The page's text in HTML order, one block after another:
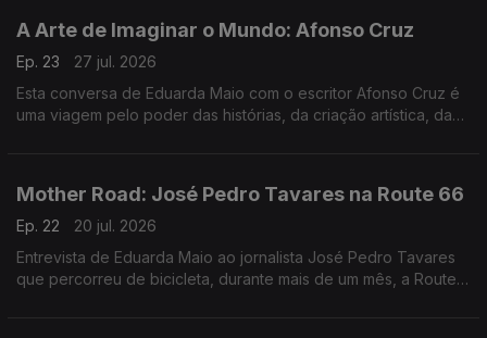
A Arte de Imaginar o Mundo: Afonso Cruz
Ep. 23
27 jul. 2026
Esta conversa de Eduarda Maio com o escritor Afonso Cruz é
uma viagem pelo poder das histórias, da criação artística, da
Mother Road: José Pedro Tavares na Route 66
Ep. 22
20 jul. 2026
Entrevista de Eduarda Maio ao jornalista José Pedro Tavares
que percorreu de bicicleta, durante mais de um mês, a Route